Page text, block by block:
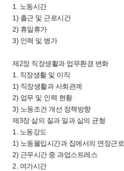
1. 노동시간
1) 출근 및 근로시간
2) 휴일휴가
3) 인력 및 병가
제2장 직장생활과 업무환경 변화
1. 직장생활 및 이직
1) 직장생활과 사회관계
2) 업무 및 인력 현황
3) 노동조건 개선 정책방향
제3장 삶의 질과 일과 삶의 균형
1. 노동강도
1) 노동몰입시간과 집에서의 연장근로
2) 근무시간 중 과업스트레스
2. 여가시간